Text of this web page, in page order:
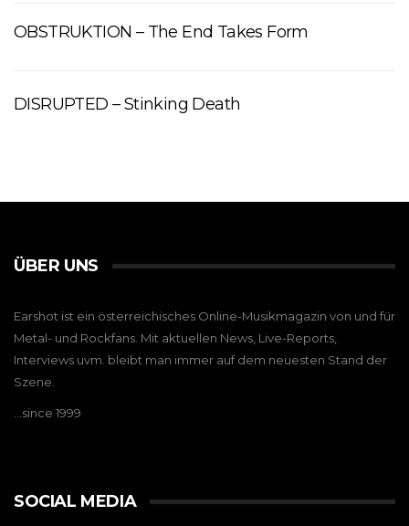
OBSTRUKTION – The End Takes Form
DISRUPTED – Stinking Death
ÜBER UNS
Earshot ist ein österreichisches Online-Musikmagazin von und für
Metal- und Rockfans. Mit aktuellen News, Live-Reports,
Interviews uvm. bleibt man immer auf dem neuesten Stand der
Szene.
…since 1999
SOCIAL MEDIA